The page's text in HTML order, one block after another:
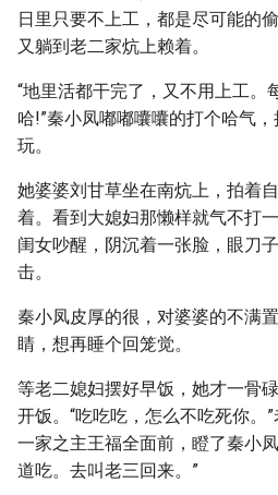
日里只要不上工，都是尽可能的
又躺到老二家炕上赖着。
“地里活都干完了，又不用上工。
哈!”秦小凤嘟嘟囔囔的打个哈气
玩。
她婆婆刘甘草坐在南炕上，拍着
着。看到大媳妇那懒样就气不打
闺女吵醒，阴沉着一张脸，眼刀
击。
秦小凤皮厚的很，对婆婆的不满
睛，想再睡个回笼觉。
等老二媳妇摆好早饭，她才一骨
开饭。“吃吃吃，怎么不吃死你。
一家之主王福全面前，瞪了秦小
道吃。去叫老三回来。”